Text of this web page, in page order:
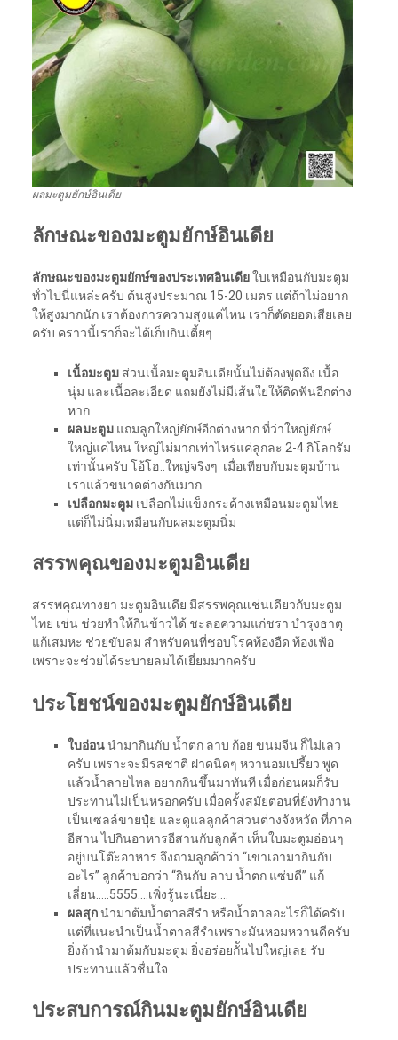
ผลมะตูมยักษ์อินเดีย
ลักษณะของมะตูมยักษ์อินเดีย
ลักษณะของมะตูมยักษ์ของประเทศอินเดียใบเหมือนกับมะตูม
ทั่วไปนี่แหล่ะครับ ต้นสูงประมาณ 15-20 เมตร แต่ถ้าไม่อยาก
ให้สูงมากนัก เราต้องการความสุงแค่ไหน เราก็ตัดยอดเสียเลย
ครับ คราวนี้เราก็จะได้เก็บกินเตี้ยๆ
เนื้อมะตูมส่วนเนื้อมะตูมอินเดียนั้นไม่ต้องพูดถึง เนื้อ
นุ่ม และเนื้อละเอียด แถมยังไม่มีเส้นใยให้ติดฟันอีกต่าง
หาก
ผลมะตูมแถมลูกใหญ่ยักษ์อีกต่างหาก ที่ว่าใหญ่ยักษ์
ใหญ่แค่ไหน ใหญ่ไม่มากเท่าไหร่แค่ลูกละ 2-4 กิโลกรัม
เท่านั้นครับ โอ้โฮ..ใหญ่จริงๆ เมื่อเทียบกับมะตูมบ้าน
เราแล้วขนาดต่างกันมาก
เปลือกมะตูมเปลือกไม่แข็งกระด้างเหมือนมะตูมไทย
แต่ก็ไม่นิ่มเหมือนกับผลมะตูมนิ่ม
สรรพคุณของมะตูมอินเดีย
สรรพคุณทางยา มะตูมอินเดีย มีสรรพคุณเช่นเดียวกับมะตูม
ไทย เช่น ช่วยทำให้กินข้าวได้ ชะลอความแก่ชรา บำรุงธาตุ
แก้เสมหะ ช่วยขับลม สำหรับคนที่ชอบโรคท้องอืด ท้องเฟ้อ
เพราะจะช่วยได้ระบายลมได้เยี่ยมมากครับ
ประโยชน์ของมะตูมยักษ์อินเดีย
ใบอ่อนนำมากินกับ น้ำตก ลาบ ก้อย ขนมจีน ก็ไม่เลว
ครับ เพราะจะมีรสชาติ ฝาดนิดๆ หวานอมเปรี้ยว พูด
แล้วน้ำลายไหล อยากกินขึ้นมาทันที เมื่อก่อนผมก็รับ
ประทานไม่เป็นหรอกครับ เมื่อครั้งสมัยตอนที่ยังทำงาน
เป็นเซลล์ขายปุ๋ย และดูแลลูกค้าส่วนต่างจังหวัด ที่ภาค
อีสาน ไปกินอาหารอีสานกับลูกค้า เห็นใบมะตูมอ่อนๆ
อยู่บนโต๊ะอาหาร จึงถามลูกค้าว่า “เขาเอามากินกับ
อะไร” ลูกค้าบอกว่า “กินกับ ลาบ น้ำตก แซ่บดี” แก้
เลี่ยน…..5555….เพิ่งรู้นะเนี่ยะ….
ผลสุกนำมาต้มน้ำตาลสีรำ หรือน้ำตาลอะไรก็ได้ครับ
แต่ที่แนะนำเป็นน้ำตาลสีรำเพราะมันหอมหวานดีครับ
ยิ่งถ้านำมาต้มกับมะตูม ยิ่งอร่อยกัันไปใหญ่เลย รับ
ประทานแล้วชื่นใจ
ประสบการณ์กินมะตูมยักษ์อินเดีย